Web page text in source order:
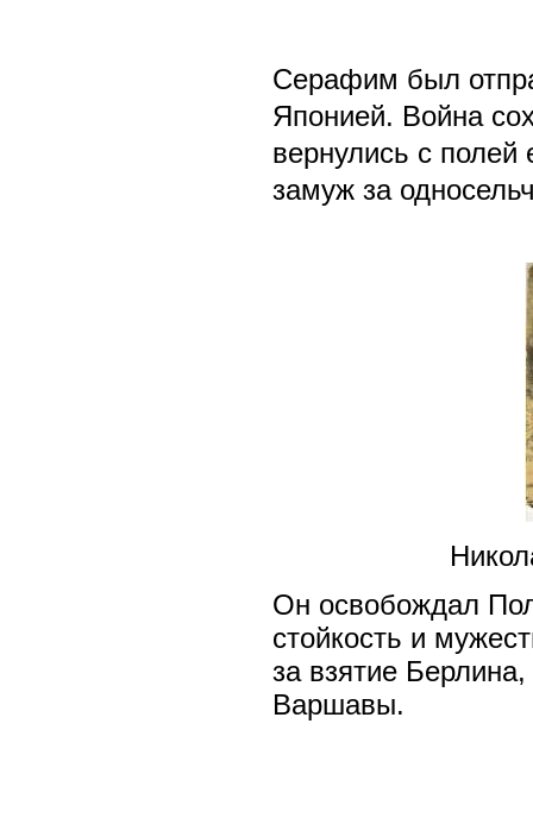
Серафим был
Японией. Война
вернулись с
замуж за
Он освобождал
стойкость и
за взятие
Варшавы.